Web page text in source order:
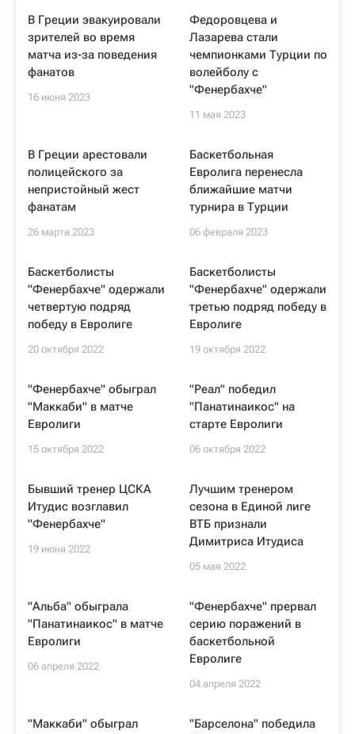
В Греции эвакуировали
зрителей во время
матча из-за поведения
фанатов
16 июня 2023
Федоровцева и
Лазарева стали
чемпионками Турции по
волейболу с
"Фенербахче"
11 мая 2023
В Греции арестовали
полицейского за
непристойный жест
фанатам
26 марта 2023
Баскетбольная
Евролига перенесла
ближайшие матчи
турнира в Турции
06 февраля 2023
Баскетболисты
"Фенербахче" одержали
четвертую подряд
победу в Евролиге
20 октября 2022
Баскетболисты
"Фенербахче" одержали
третью подряд победу в
Евролиге
19 октября 2022
"Фенербахче" обыграл
"Маккаби" в матче
Евролиги
15 октября 2022
"Реал" победил
"Панатинаикос" на
старте Евролиги
06 октября 2022
Бывший тренер ЦСКА
Итудис возглавил
"Фенербахче"
19 июня 2022
Лучшим тренером
сезона в Единой лиге
ВТБ признали
Димитриса Итудиса
05 мая 2022
"Альба" обыграла
"Панатинаикос" в матче
Евролиги
06 апреля 2022
"Фенербахче" прервал
серию поражений в
баскетбольной
Евролиге
04 апреля 2022
"Маккаби" обыграл
"Барселона" победила